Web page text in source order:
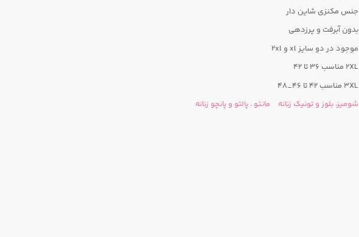
جنس مکنزی شاین دار
بدون آبرفت و پرزدهی
موجود در دو سایز xl و 2xl
2XL مناسب ۳۶ تا ۴۲
3XL مناسب ۴۲ تا ۴۶_۴۸
شومیز، بلوز و تونیک زنانه
مانتو ، پالتو و پانچو زنانه